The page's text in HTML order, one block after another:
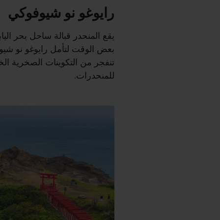
رايوغو نو شيوفوكي
يقع المنحدر قبالة ساحل بحر
بعض الوقت لتأمل رايوغو نو
تنفجر من التكوينات الصخرية
للمنحدرات.